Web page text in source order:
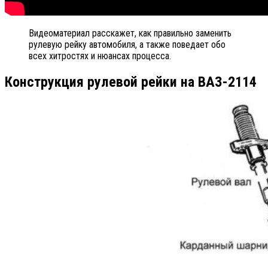
Видеоматериал расскажет, как правильно заменить
рулевую рейку автомобиля, а также поведает обо
всех хитростях и нюансах процесса.
Конструкция рулевой рейки на ВАЗ-2114